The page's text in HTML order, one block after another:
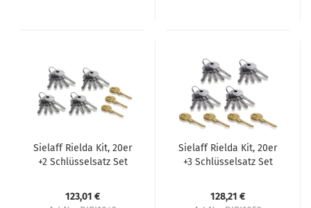
Sielaff Rielda Kit, 20er
+2 Schlüsselsatz Set
123,01 €
Sielaff Rielda Kit, 20er
+3 Schlüsselsatz Set
128,21 €